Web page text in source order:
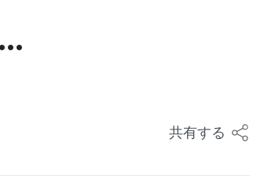
共有する